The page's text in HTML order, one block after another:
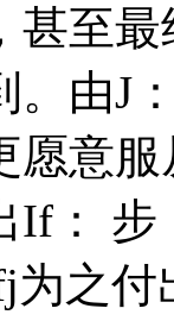
甚至
。由J
愿意
If：
之